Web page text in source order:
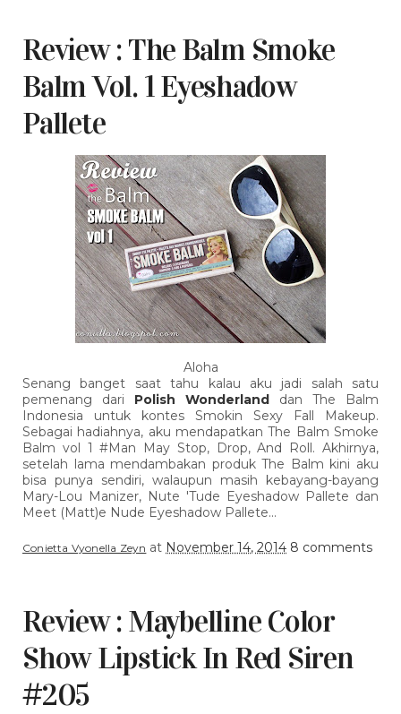
Review : The Balm Smoke
Balm Vol. 1 Eyeshadow
Pallete
Aloha
Senang banget saat tahu kalau aku jadi salah satu
pemenang dari Polish Wonderland dan The Balm
Indonesia untuk kontes Smokin Sexy Fall Makeup.
Sebagai hadiahnya, aku mendapatkan The Balm Smoke
Balm vol 1 #Man May Stop, Drop, And Roll. Akhirnya,
setelah lama mendambakan produk The Balm kini aku
bisa punya sendiri, walaupun masih kebayang-bayang
Mary-Lou Manizer, Nute 'Tude Eyeshadow Pallete dan
Meet (Matt)e Nude Eyeshadow Pallete...
Conietta Vyonella Zeyn at November 14, 2014 8 comments
Review : Maybelline Color
Show Lipstick In Red Siren
#205